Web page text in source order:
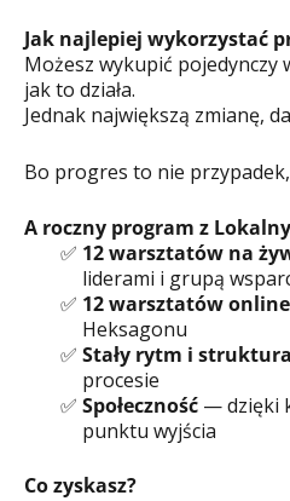
Jak najlepiej wykorzystać
Możesz wykupić
jak to działa.
Jednak największą zmianę,
Bo progres to nie
A roczny program z
12 warsztatów na
liderami i grupą
12 warsztatów online
Heksagonu
Stały rytm i struktura
procesie
Społeczność — dzięki
punktu wyjścia
Co zyskasz?